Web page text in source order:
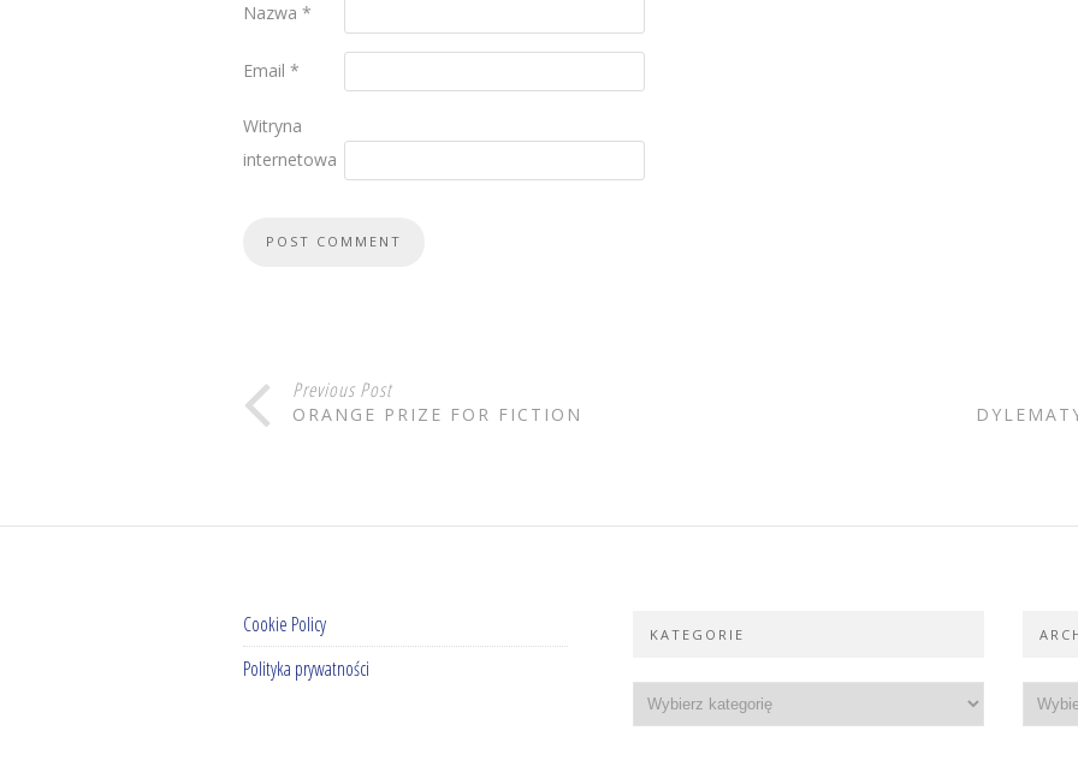
Nazwa *
Email *
Witryna
internetowa
Previous Post
ORANGE PRIZE FOR FICTION
Cookie Policy
Polityka prywatności
KATEGORIE